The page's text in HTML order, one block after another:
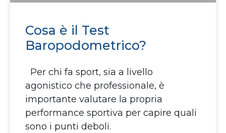
Cosa è il Test
Baropodometrico?
Per chi fa sport, sia a livello
agonistico che professionale, è
importante valutare la propria
performance sportiva per capire quali
sono i punti deboli.